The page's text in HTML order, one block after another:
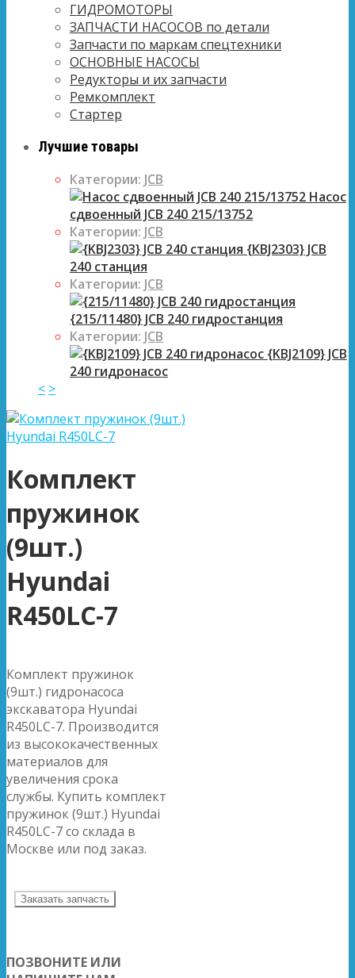
ГИДРОМОТОРЫ
ЗАПЧАСТИ НАСОСОВ по детали
Запчасти по маркам спецтехники
ОСНОВНЫЕ НАСОСЫ
Редукторы и их запчасти
Ремкомплект
Стартер
Лучшие товары
Категории: JCB
Насос
сдвоенный JCB 240 215/13752
Категории: JCB
{KBJ2303} JCB
240 станция
Категории: JCB
{215/11480} JCB 240 гидростанция
Категории: JCB
{KBJ2109} JCB
240 гидронасос
< >
Комплект
пружинок
(9шт.)
Hyundai
R450LC-7
Комплект пружинок
(9шт.) гидронасоса
экскаватора Hyundai
R450LC-7. Производится
из высококачественных
материалов для
увеличения срока
службы. Купить комплект
пружинок (9шт.) Hyundai
R450LC-7 со склада в
Москве или под заказ.
Заказать запчасть
ПОЗВОНИТЕ ИЛИ